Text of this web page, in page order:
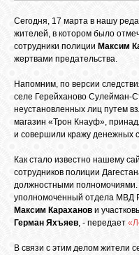
БИБЛИОТЕКА
ГОСТЕВАЯ
Сегодня, 17 марта в нашу
жителей, в котором было
сотрудники полиции Максим
жертвами предательства.
Напомним, по версии
селе Герейханово Сулейман-
неустановленных лиц путем
магазин «Трон Кнауф»,
и совершили кражу денежных
Как стало известно нашему
сотрудников полиции
должностными
уполномоченный отдела МВД
Максим Караханов и
Герман Яхъяев, - передает
В связи с этим делом жители